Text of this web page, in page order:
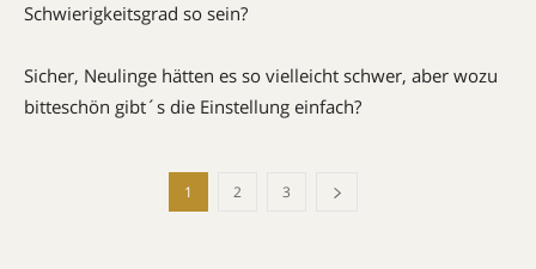
Schwierigkeitsgrad so sein?
Sicher, Neulinge hätten es so vielleicht schwer, aber wozu
bitteschön gibt´s die Einstellung einfach?
1 2 3